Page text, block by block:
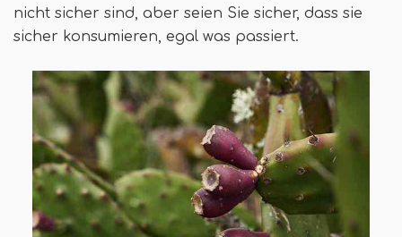
nicht sicher sind, aber seien Sie sicher, dass sie
sicher konsumieren, egal was passiert.